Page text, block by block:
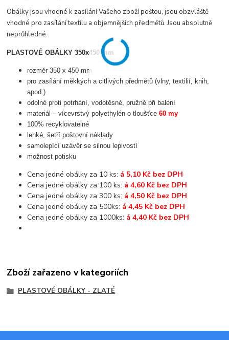
Obálky jsou vhodné k zasílání Vašeho zboží poštou, jsou obzvláště
vhodné pro zasílání textilu a objemnějších předmětů. Jsou absolutně
neprůhledné.
PLASTOVÉ OBÁLKY 350x450 mm
rozměr 350 x 450 mm
pro zasílání měkkých a citlivých předmětů (vlny, textilií, knih,
apod.)
odolné proti potrhání, vodotěsné, pružné při balení
materiál – vícevrstvý polyethylén o tloušťce60 my
100% recyklovatelné
lehké, šetří poštovní náklady
samolepící uzávěr se silnou lepivostí
možnost potisku
Cena jedné obálky za 10 ks: á 5,10 Kč bez DPH
Cena jedné obálky za 100 ks: á 4,60 Kč bez DPH
Cena jedné obálky za 300 ks: á 4,50 Kč bez DPH
Cena jedné obálky za 500ks: á 4,45 Kč bez DPH
Cena jedné obálky za 1000ks: á 4,40 Kč bez DPH
Zboží zařazeno v kategoriích
PLASTOVÉ OBÁLKY - ZLATÉ